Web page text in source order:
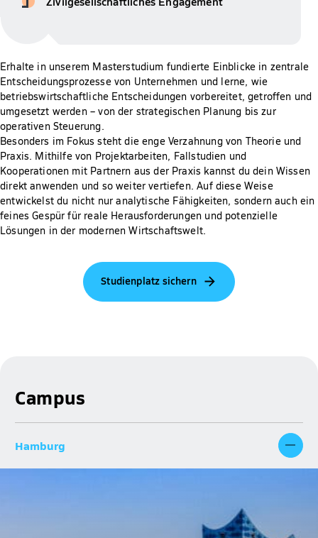
Erhalte in unserem Masterstudium fundierte Einblicke in zentrale
Entscheidungsprozesse von Unternehmen und lerne, wie
betriebswirtschaftliche Entscheidungen vorbereitet, getroffen und
umgesetzt werden – von der strategischen Planung bis zur
operativen Steuerung.
Besonders im Fokus steht die enge Verzahnung von Theorie und
Praxis. Mithilfe von Projektarbeiten, Fallstudien und
Kooperationen mit Partnern aus der Praxis kannst du dein Wissen
direkt anwenden und so weiter vertiefen. Auf diese Weise
entwickelst du nicht nur analytische Fähigkeiten, sondern auch ein
feines Gespür für reale Herausforderungen und potenzielle
Lösungen in der modernen Wirtschaftswelt.
Studienplatz sichern
Campus
Hamburg